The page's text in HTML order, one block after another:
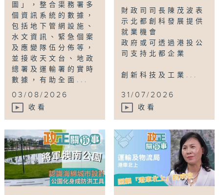
圖」，整合渠務署多
個資訊系統的數據，
包括地下管網設施、
水文資訊、緊急個案
及應變隊伍分佈等，
並接收天文台、地政
總署及運輸署的實時
數據，有助全面...
03/08/2026
收看
財政司司長陳茂波表
示北都創科發展提供
就業機會
政府或可透過港投公
司支持北都企業
創新科技及工業...
31/07/2026
收看